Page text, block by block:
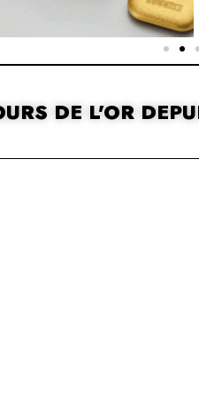
DE L'OR